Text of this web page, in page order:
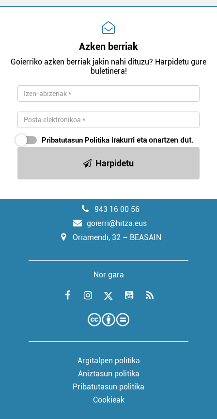
Azken berriak
Goierriko azken berriak jakin nahi dituzu? Harpidetu gure
buletinera!
Pribatutasun Politika irakurri eta onartzen dut.
Harpidetu
943 16 00 56
goierri@hitza.eus
Oriamendi, 32 – BEASAIN
Nor gara
Argitalpen politika
Aniztasun politika
Pribatutasun politika
Cookieak